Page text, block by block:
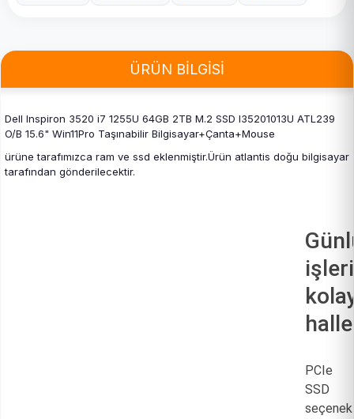
ÜRÜN BİLGİSİ
Dell Inspiron 3520 i7 1255U 64GB 2TB M.2 SSD I35201013U ATL239
O/B 15.6" Win11Pro Taşınabilir Bilgisayar+Çanta+Mouse
ürüne tarafımızca ram ve ssd eklenmiştir.Ürün atlantis doğu bilgisayar
tarafından gönderilecektir.
işleri
PCIe
SSD